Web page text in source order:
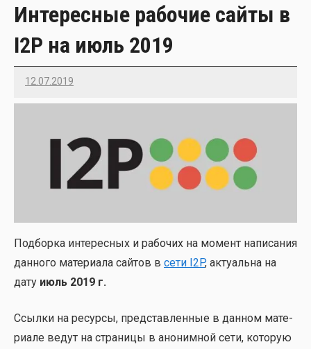
Интересные рабочие сайты в
I2P на июль 2019
12.07.2019
Imatvey
Под­бор­ка инте­рес­ных и рабо­чих на момент напи­са­ния
дан­но­го мате­ри­а­ла сай­тов в сети I2P, акту­аль­на на
дату июль 2019 г.
Ссыл­ки на ресур­сы, пред­став­лен­ные в дан­ном мате­
ри­а­ле ведут на стра­ни­цы в ано­ним­ной сети, кото­рую